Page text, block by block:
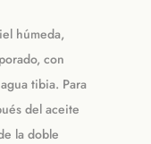
húmeda,
con
tibia. Para
del aceite
la doble